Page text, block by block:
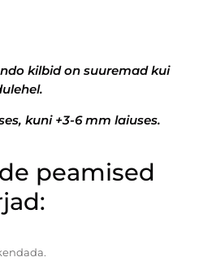
kilbid on suuremad kui
kuni +3-6 mm laiuses.
peamised